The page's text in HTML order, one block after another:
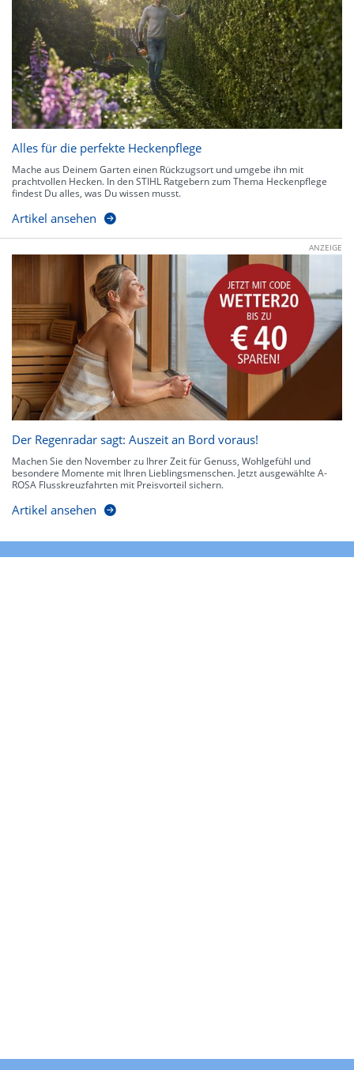
Alles für die perfekte Heckenpflege
Mache aus Deinem Garten einen Rückzugsort und umgebe ihn mit
prachtvollen Hecken. In den STIHL Ratgebern zum Thema Heckenpflege
findest Du alles, was Du wissen musst.
Artikel ansehen
ANZEIGE
Der Regenradar sagt: Auszeit an Bord voraus!
Machen Sie den November zu Ihrer Zeit für Genuss, Wohlgefühl und
besondere Momente mit Ihren Lieblingsmenschen. Jetzt ausgewählte A-
ROSA Flusskreuzfahrten mit Preisvorteil sichern.
Artikel ansehen